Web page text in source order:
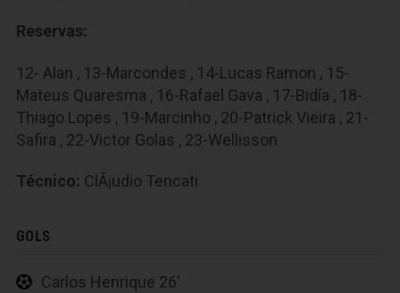
Reservas:
12- Alan , 13-Marcondes , 14-Lucas Ramon , 15-
Mateus Quaresma , 16-Rafael Gava , 17-Bidía , 18-
Thiago Lopes , 19-Marcinho , 20-Patrick Vieira , 21-
Safira , 22-Victor Golas , 23-Wellisson
Técnico: ClÃ¡udio Tencati
GOLS
Carlos Henrique 26'